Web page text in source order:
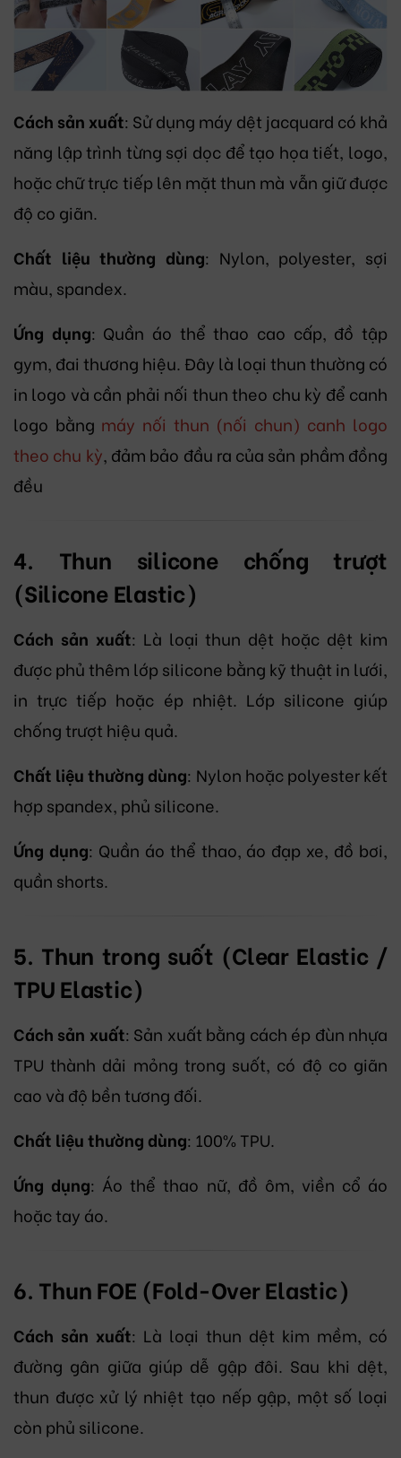
Cách sản xuất: Sử dụng máy dệt jacquard có khả
năng lập trình từng sợi dọc để tạo họa tiết, logo,
hoặc chữ trực tiếp lên mặt thun mà vẫn giữ được
độ co giãn.
Chất liệu thường dùng: Nylon, polyester, sợi
màu, spandex.
Ứng dụng: Quần áo thể thao cao cấp, đồ tập
gym, đai thương hiệu. Đây là loại thun thường có
in logo và cần phải nối thun theo chu kỳ để canh
logo bằng máy nối thun (nối chun) canh logo
theo chu kỳ, đảm bảo đầu ra của sản phầm đồng
đều
4. Thun silicone chống trượt
(Silicone Elastic)
Cách sản xuất: Là loại thun dệt hoặc dệt kim
được phủ thêm lớp silicone bằng kỹ thuật in lưới,
in trực tiếp hoặc ép nhiệt. Lớp silicone giúp
chống trượt hiệu quả.
Chất liệu thường dùng: Nylon hoặc polyester kết
hợp spandex, phủ silicone.
Ứng dụng: Quần áo thể thao, áo đạp xe, đồ bơi,
quần shorts.
5. Thun trong suốt (Clear Elastic /
TPU Elastic)
Cách sản xuất: Sản xuất bằng cách ép đùn nhựa
TPU thành dải mỏng trong suốt, có độ co giãn
cao và độ bền tương đối.
Chất liệu thường dùng: 100% TPU.
Ứng dụng: Áo thể thao nữ, đồ ôm, viền cổ áo
hoặc tay áo.
6. Thun FOE (Fold-Over Elastic)
Cách sản xuất: Là loại thun dệt kim mềm, có
đường gân giữa giúp dễ gập đôi. Sau khi dệt,
thun được xử lý nhiệt tạo nếp gập, một số loại
còn phủ silicone.